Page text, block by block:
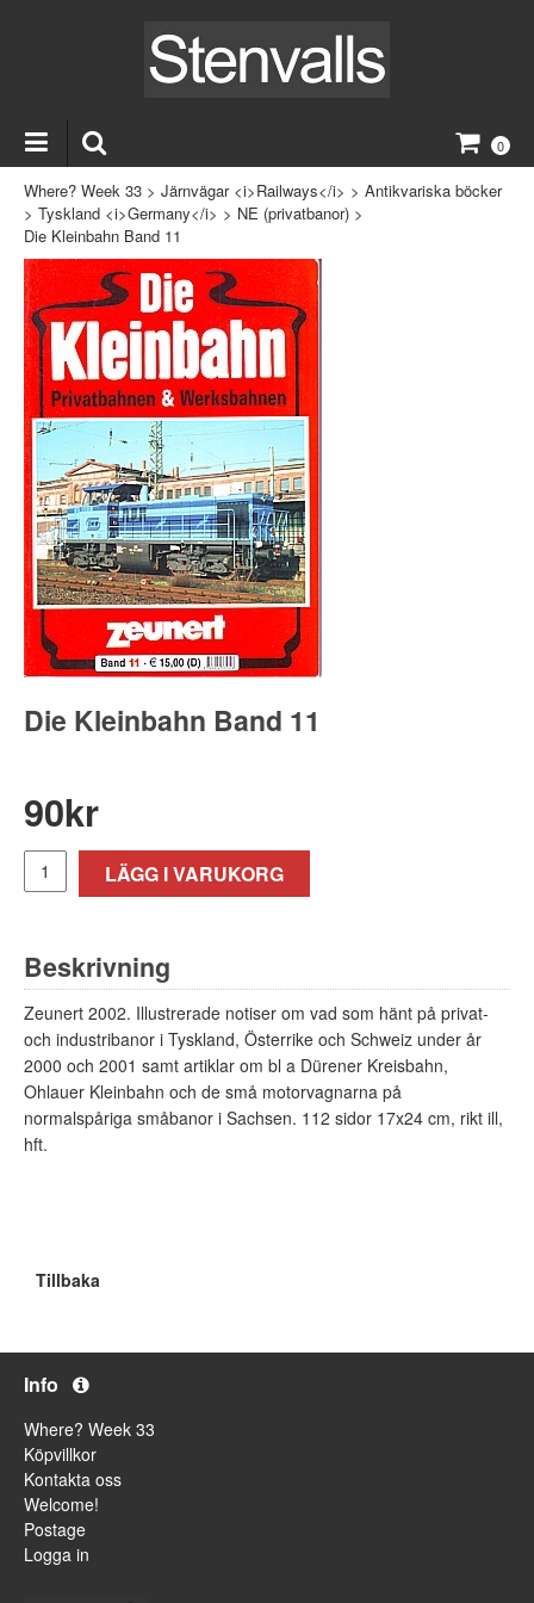
0
Where? Week 33 > Järnvägar <i>Railways</i> > Antikvariska böcker
> Tyskland <i>Germany</i> > NE (privatbanor) >
Die Kleinbahn Band 11
Die Kleinbahn Band 11
90kr
LÄGG I VARUKORG
Beskrivning
Zeunert 2002. Illustrerade notiser om vad som hänt på privat-
och industribanor i Tyskland, Österrike och Schweiz under år
2000 och 2001 samt artiklar om bl a Dürener Kreisbahn,
Ohlauer Kleinbahn och de små motorvagnarna på
normalspåriga småbanor i Sachsen. 112 sidor 17x24 cm, rikt ill,
hft.
Tillbaka
Info
Where? Week 33
Köpvillkor
Kontakta oss
Welcome!
Postage
Logga in